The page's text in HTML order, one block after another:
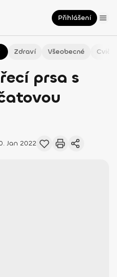
Přihlášení
Zdraví Všeobecné
prsa s
Jan 2022